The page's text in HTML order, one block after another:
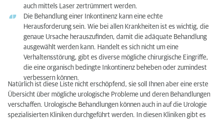
auch mittels Laser zertrümmert werden.
Die Behandlung einer Inkontinenz kann eine echte
Herausforderung sein. Wie bei allen Krankheiten ist es wichtig, die
genaue Ursache herauszufinden, damit die adäquate Behandlung
ausgewählt werden kann. Handelt es sich nicht um eine
Verhaltensstörung, gibt es diverse mögliche chirurgische Eingriffe,
die eine organisch bedingte Inkontinenz beheben oder zumindest
verbessern können.
Natürlich ist diese Liste nicht erschöpfend, sie soll Ihnen aber eine erste
Übersicht über mögliche urologische Probleme und deren Behandlungen
verschaffen. Urologische Behandlungen können auch in auf die Urologie
spezialisierten Kliniken durchgeführt werden. In diesen Kliniken gibt es